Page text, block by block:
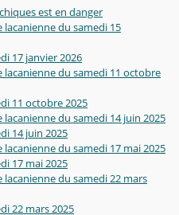
est en danger
du samedi 15
17 janvier 2026
du samedi 11 octobre
11 octobre 2025
du samedi 14 juin 2025
14 juin 2025
du samedi 17 mai 2025
17 mai 2025
du samedi 22 mars
22 mars 2025